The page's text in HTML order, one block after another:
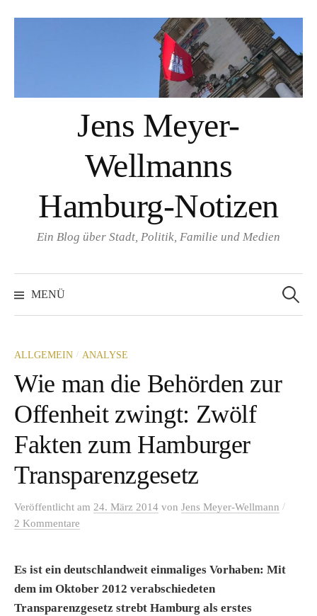
Jens Meyer-
Wellmanns
Hamburg-Notizen
Ein Blog über Stadt, Politik, Familie und Medien
MENÜ
nach:
ALLGEMEIN / ANALYSE
Wie man die Behörden zur
Offenheit zwingt: Zwölf
Fakten zum Hamburger
Transparenzgesetz
Veröffentlicht am 24. März 2014 von Jens Meyer-Wellmann /
2 Kommentare
Es ist ein deutschlandweit einmaliges Vorhaben: Mit
dem im Oktober 2012 verabschiedeten
Transparenzgesetz strebt Hamburg als erstes